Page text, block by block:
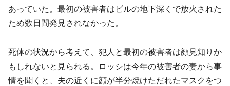
あっていた。最初の被害者はビルの地下深くで放火された
ため数日間発見されなかった。
死体の状況から考えて、犯人と最初の被害者は顔見知りか
もしれないと見られる。ロッシは今年の被害者の妻から事
情を聞くと、夫の近くに顔が半分焼けただれたマスクをつ